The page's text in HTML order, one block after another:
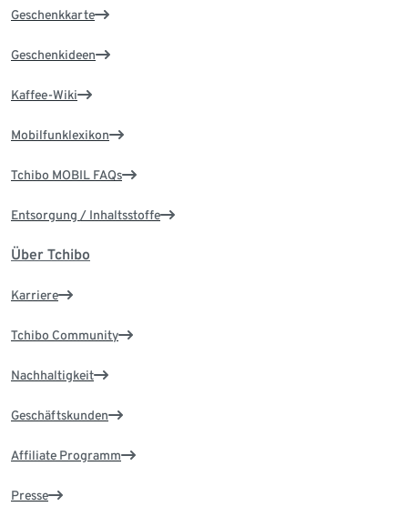
Geschenkkarte
Geschenkideen
Kaffee-Wiki
Mobilfunklexikon
Tchibo MOBIL FAQs
Entsorgung / Inhaltsstoffe
Über Tchibo
Karriere
Tchibo Community
Nachhaltigkeit
Geschäftskunden
Affiliate Programm
Presse